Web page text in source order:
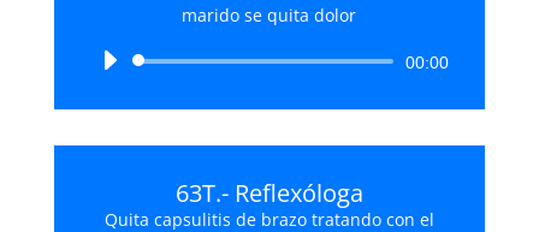
marido se quita dolor
Reproductor
audio
00:00
63T.- Reflexóloga
Quita capsulitis de brazo tratando con el